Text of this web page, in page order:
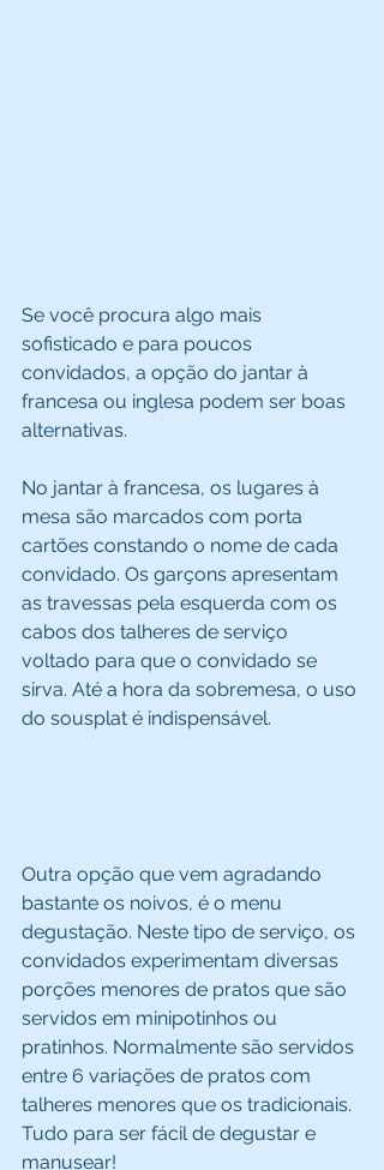
Se você procura algo mais
sofisticado e para poucos
convidados, a opção do jantar à
francesa ou inglesa podem ser boas
alternativas.
No jantar à francesa, os lugares à
mesa são marcados com porta
cartões constando o nome de cada
convidado. Os garçons apresentam
as travessas pela esquerda com os
cabos dos talheres de serviço
voltado para que o convidado se
sirva. Até a hora da sobremesa, o uso
do sousplat é indispensável.
Outra opção que vem agradando
bastante os noivos, é o menu
degustação. Neste tipo de serviço, os
convidados experimentam diversas
porções menores de pratos que são
servidos em minipotinhos ou
pratinhos. Normalmente são servidos
entre 6 variações de pratos com
talheres menores que os tradicionais.
Tudo para ser fácil de degustar e
manusear!